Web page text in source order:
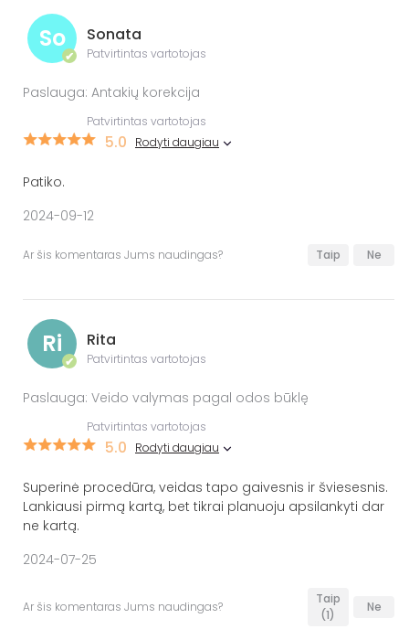
So
✔
Sonata
Patvirtintas vartotojas
Paslauga: Antakių korekcija
Patvirtintas vartotojas
5.0 Rodyti daugiau
Patiko.
2024-09-12
Ar šis komentaras Jums naudingas? Taip Ne
Ri
✔
Rita
Patvirtintas vartotojas
Paslauga: Veido valymas pagal odos būklę
Patvirtintas vartotojas
5.0 Rodyti daugiau
Superinė procedūra, veidas tapo gaivesnis ir šviesesnis.
Lankiausi pirmą kartą, bet tikrai planuoju apsilankyti dar
ne kartą.
2024-07-25
Ar šis komentaras Jums naudingas?
Taip
(1)
Ne